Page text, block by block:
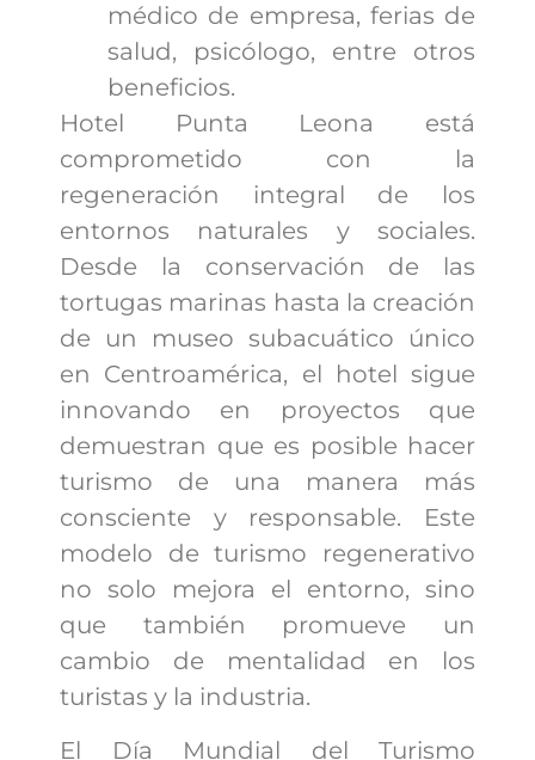
médico de empresa, ferias de
salud, psicólogo, entre otros
beneficios.
Hotel Punta Leona está
comprometido con la
regeneración integral de los
entornos naturales y sociales.
Desde la conservación de las
tortugas marinas hasta la creación
de un museo subacuático único
en Centroamérica, el hotel sigue
innovando en proyectos que
demuestran que es posible hacer
turismo de una manera más
consciente y responsable. Este
modelo de turismo regenerativo
no solo mejora el entorno, sino
que también promueve un
cambio de mentalidad en los
turistas y la industria.
El Día Mundial del Turismo